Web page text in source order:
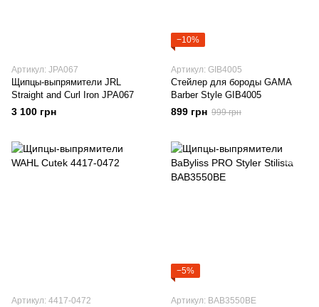
Артикул: JPA067
Щипцы-выпрямители JRL
Straight and Curl Iron JPA067
3 100 грн
−10%
Артикул: GIB4005
Стейлер для бороды GAMA
Barber Style GIB4005
899 грн 999 грн
Артикул: 4417-0472
−5%
Артикул: BAB3550BE